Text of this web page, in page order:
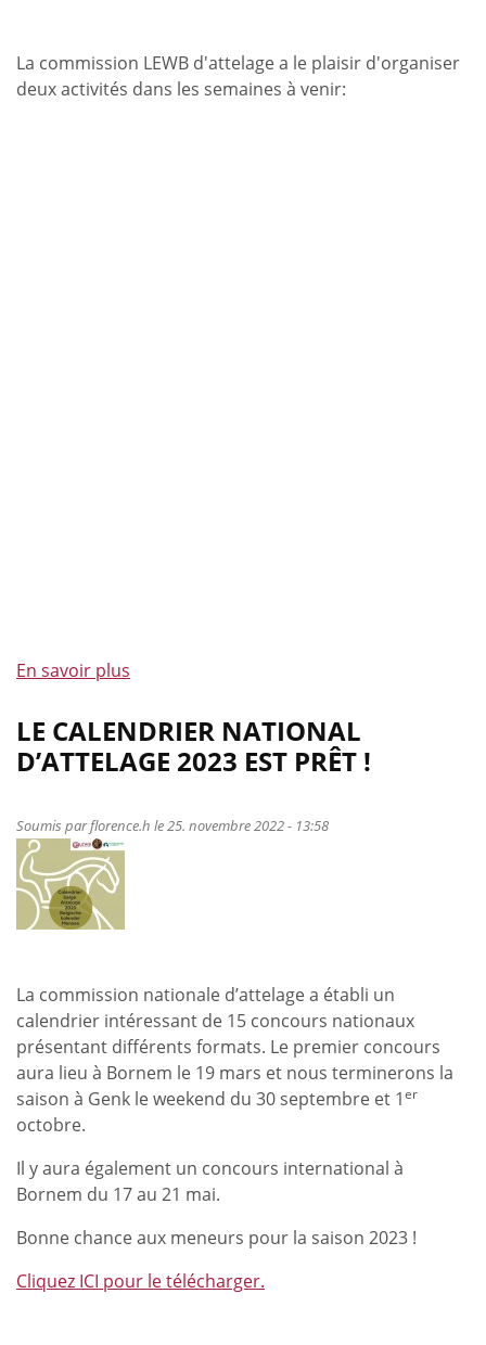
La commission LEWB d'attelage a le plaisir d'organiser
deux activités dans les semaines à venir:
En savoir plus
de
Deux
activités
attelage
LE CALENDRIER NATIONAL
D’ATTELAGE 2023 EST PRÊT !
Soumis parflorence.h le 25. novembre 2022 - 13:58
La commission nationale d’attelage a établi un
calendrier intéressant de 15 concours nationaux
présentant différents formats. Le premier concours
aura lieu à Bornem le 19 mars et nous terminerons la
saison à Genk le weekend du 30 septembre et 1er
octobre.
Il y aura également un concours international à
Bornem du 17 au 21 mai.
Bonne chance aux meneurs pour la saison 2023 !
Cliquez ICI pour le télécharger.